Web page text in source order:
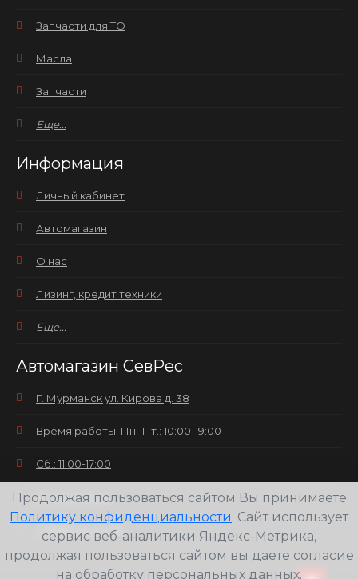
Запчасти для ТО
Масла
Запчасти
Еще...
Информация
Личный кабинет
Автомагазин
О нас
Лизинг, кредит техники
Еще...
Автомагазин СевРес
Г. Мурманск ул. Кирова д. 38
Время работы: Пн.-Пт.: 10:00-19:00
Сб.: 11:00-17:00
Вс.: выходной
+7(8152) 25-30-58
Продолжая пользоваться сайтом Вы принимаете
Политику конфиденциальности. Сайт использует
сервис веб-аналитики Яндекс-Метрика,
продолжая пользоваться сайтом вы даете согласие
на обработку персональных данных.